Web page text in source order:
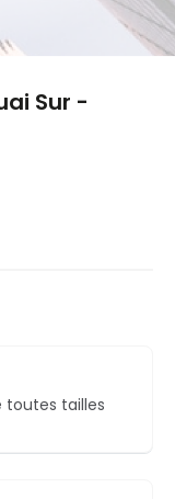
Sur -
toutes tailles